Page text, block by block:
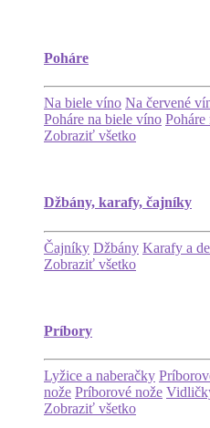
Poháre
Na biele víno Na červené
Poháre na biele víno Poháre
Zobraziť všetko
Džbány, karafy, čajníky
Čajníky Džbány Karafy a
Zobraziť všetko
Príbory
Lyžice a naberačky
nože Príborové nože
Zobraziť všetko